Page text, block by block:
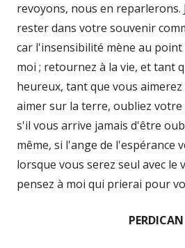
revoyons, nous en reparlerons.
rester dans votre souvenir
car l'insensibilité mène au point
moi ; retournez à la vie, et tant
heureux, tant que vous
aimer sur la terre, oubliez votre
s'il vous arrive jamais d'être
même, si l'ange de l'espérance
lorsque vous serez seul avec le
pensez à moi qui prierai pour
PERDICAN